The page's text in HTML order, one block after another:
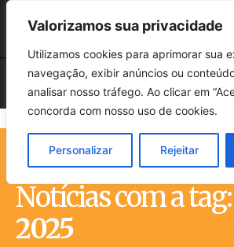
Valorizamos sua privacidade
Utilizamos cookies para aprimorar sua
navegação, exibir anúncios ou
analisar nosso tráfego. Ao clicar em
concorda com nosso uso de cookies.
Personalizar Rejeitar
Notícias com a tag:
2025